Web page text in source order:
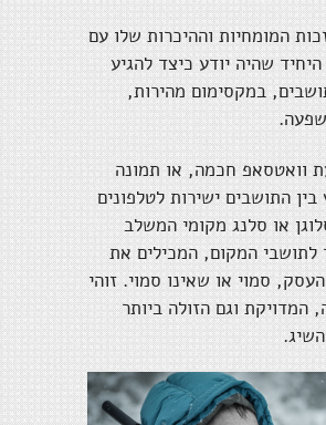
המומחיות וההיכרות שלו עם
שהיה יודע כיצד להגיע
במקסימום מהירות,
וואטסאפ חכמה, או תמונה
התושבים ישירות לטלפונים
או סלנג מקומי המשלב
לתושבי המקום, המכילים את
סמוי או שאינו סמוי. זוהי
המדויקת וגם הזולה ביותר